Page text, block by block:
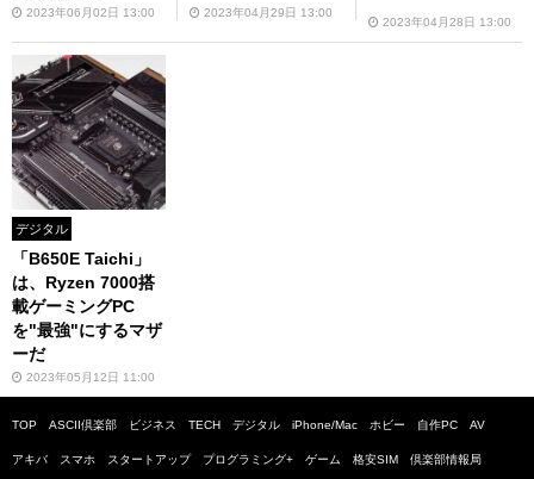
2023年06月02日 13:00 2023年04月29日 13:00
2023年04月28日 13:00
デジタル
「B650E Taichi」
は、Ryzen 7000搭
載ゲーミングPC
を"最強"にするマザ
ーだ
2023年05月12日 11:00
TOP ASCII倶楽部 ビジネス TECH デジタル iPhone/Mac ホビー 自作PC AV
アキバ スマホ スタートアップ プログラミング+ ゲーム 格安SIM 倶楽部情報局